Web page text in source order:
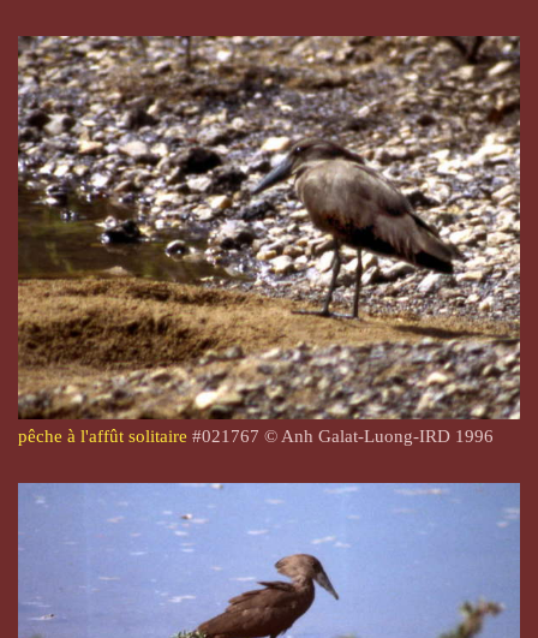
pêche à l'affût solitaire #021767 © Anh Galat-Luong-IRD 1996